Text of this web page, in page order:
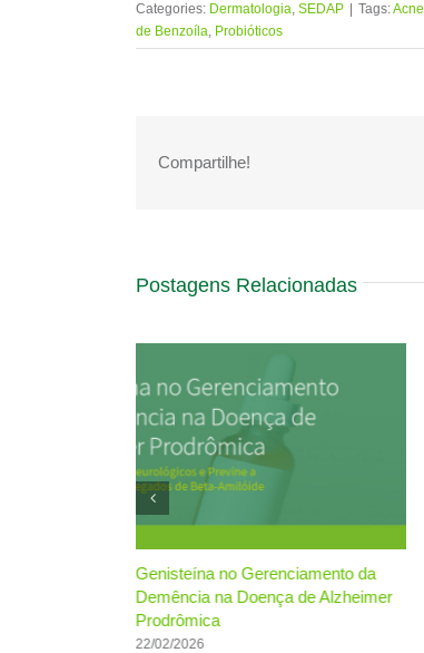
Categories: Dermatologia, SEDAP Tags:Acne
de Benzoíla, Probióticos
Compartilhe!
Postagens Relacionadas
Genisteína no Gerenciamento da
Demência na Doença de Alzheimer
Prodrômica
22/02/2026